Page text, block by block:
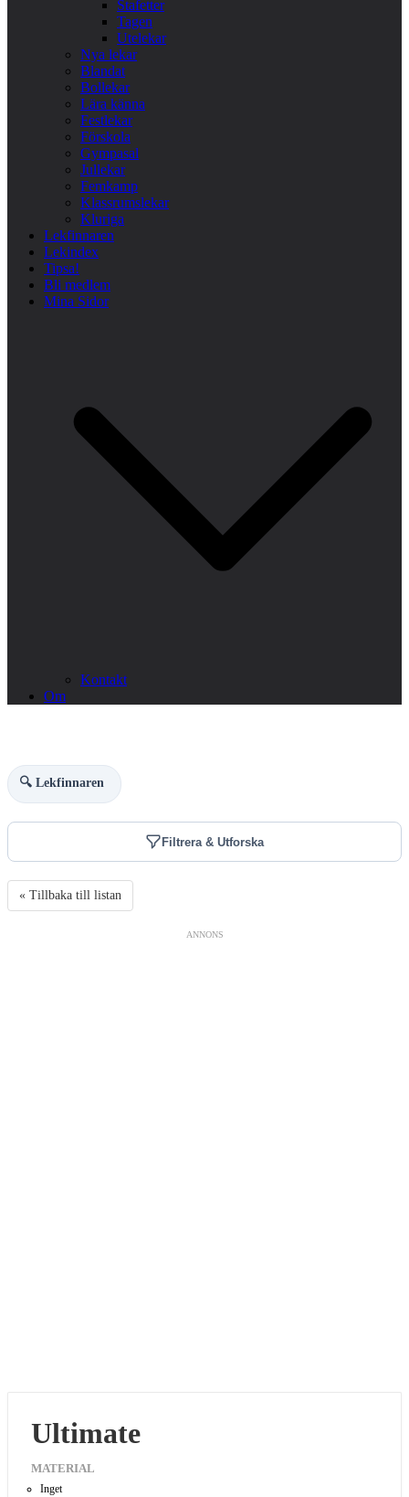
Stafetter
Tagen
Utelekar
Nya lekar
Blandat
Bollekar
Lära känna
Festlekar
Förskola
Gympasal
Jullekar
Femkamp
Klassrumslekar
Kluriga
Lekfinnaren
Lekindex
Tipsa!
Bli medlem
Mina Sidor
Kontakt
Om
🔍 Lekfinnaren
Filtrera & Utforska
« Tillbaka till listan
ANNONS
Ultimate
MATERIAL
Inget